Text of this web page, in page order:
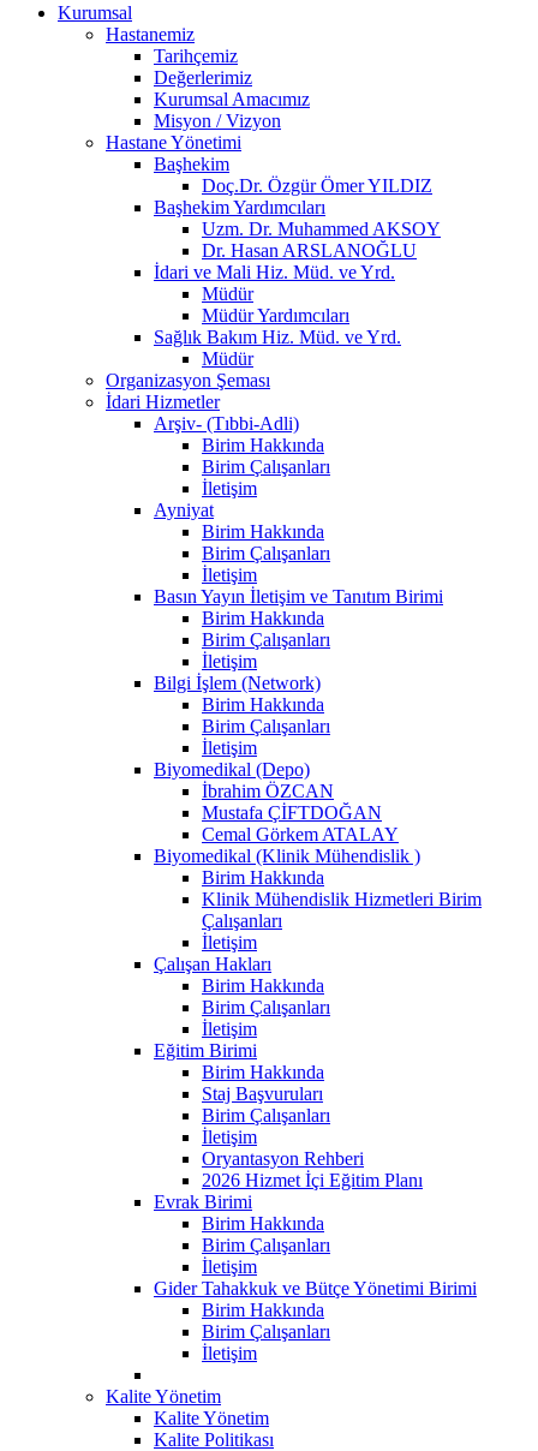
Kurumsal
Hastanemiz
Tarihçemiz
Değerlerimiz
Kurumsal Amacımız
Misyon / Vizyon
Hastane Yönetimi
Başhekim
Doç.Dr. Özgür Ömer YILDIZ
Başhekim Yardımcıları
Uzm. Dr. Muhammed AKSOY
Dr. Hasan ARSLANOĞLU
İdari ve Mali Hiz. Müd. ve Yrd.
Müdür
Müdür Yardımcıları
Sağlık Bakım Hiz. Müd. ve Yrd.
Müdür
Organizasyon Şeması
İdari Hizmetler
Arşiv- (Tıbbi-Adli)
Birim Hakkında
Birim Çalışanları
İletişim
Ayniyat
Birim Hakkında
Birim Çalışanları
İletişim
Basın Yayın İletişim ve Tanıtım Birimi
Birim Hakkında
Birim Çalışanları
İletişim
Bilgi İşlem (Network)
Birim Hakkında
Birim Çalışanları
İletişim
Biyomedikal (Depo)
İbrahim ÖZCAN
Mustafa ÇİFTDOĞAN
Cemal Görkem ATALAY
Biyomedikal (Klinik Mühendislik )
Birim Hakkında
Klinik Mühendislik Hizmetleri Birim
Çalışanları
İletişim
Çalışan Hakları
Birim Hakkında
Birim Çalışanları
İletişim
Eğitim Birimi
Birim Hakkında
Staj Başvuruları
Birim Çalışanları
İletişim
Oryantasyon Rehberi
2026 Hizmet İçi Eğitim Planı
Evrak Birimi
Birim Hakkında
Birim Çalışanları
İletişim
Gider Tahakkuk ve Bütçe Yönetimi Birimi
Birim Hakkında
Birim Çalışanları
İletişim
Kalite Yönetim
Kalite Yönetim
Kalite Politikası